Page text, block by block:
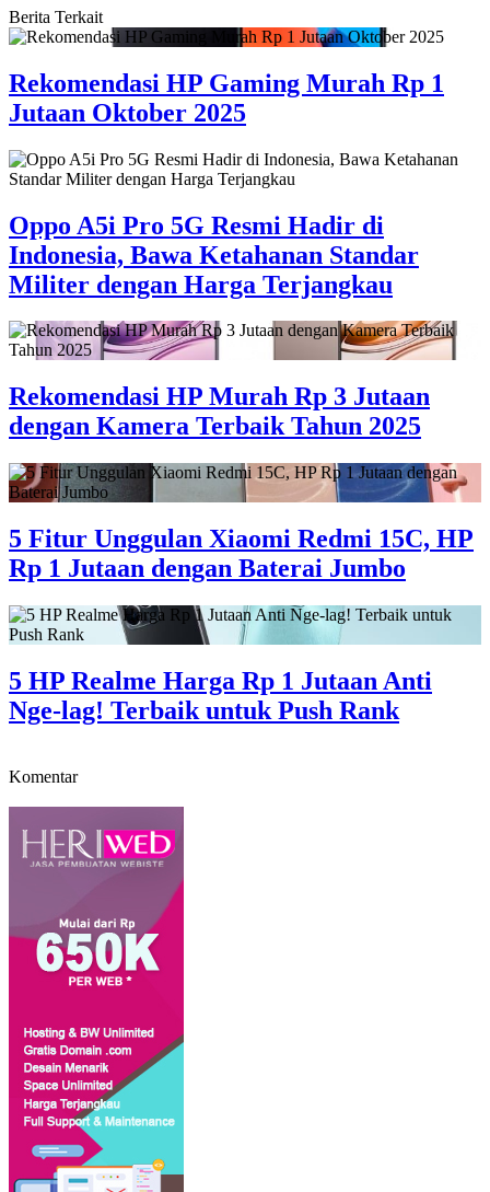
Berita Terkait
Rekomendasi HP Gaming Murah Rp 1
Jutaan Oktober 2025
Oppo A5i Pro 5G Resmi Hadir di
Indonesia, Bawa Ketahanan Standar
Militer dengan Harga Terjangkau
Rekomendasi HP Murah Rp 3 Jutaan
dengan Kamera Terbaik Tahun 2025
5 Fitur Unggulan Xiaomi Redmi 15C, HP
Rp 1 Jutaan dengan Baterai Jumbo
5 HP Realme Harga Rp 1 Jutaan Anti
Nge-lag! Terbaik untuk Push Rank
Komentar